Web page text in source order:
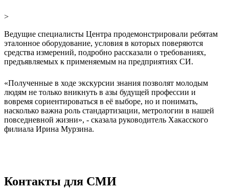
>
Ведущие специалисты Центра продемонстрировали ребятам
эталонное оборудование, условия в которых поверяются
средства измерений, подробно рассказали о требованиях,
предъявляемых к применяемым на предприятиях СИ.
«Полученные в ходе экскурсии знания позволят молодым
людям не только вникнуть в азы будущей профессии и
вовремя сориентироваться в её выборе, но и понимать,
насколько важна роль стандартизации, метрологии в нашей
повседневной жизни», - сказала руководитель Хакасского
филиала Ирина Мурзина.
Контакты для СМИ